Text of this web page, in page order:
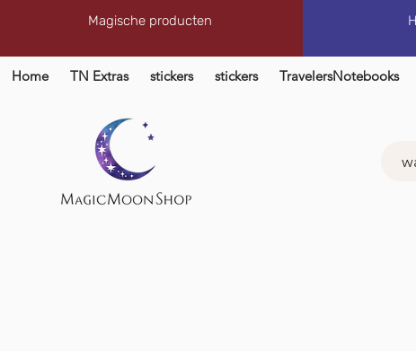
Magische producten
Home TN Extras stickers stickers TravelersNotebooks